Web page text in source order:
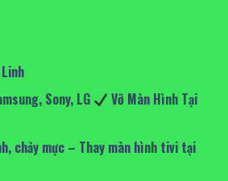
Sony, LG
Vỡ Màn Hình Tại
chảy mực – Thay màn hình tivi tại